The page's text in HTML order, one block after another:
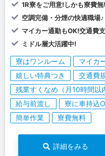
1R寮をご用意!しかも寮費
空調完備・分煙の快適職場♪
マイカー通勤もOK!交通費
ミドル層大活躍中!
寮はワンルーム マイカ
嬉しい特典つき
交通費
残業すくなめ（月10時間以
給与前渡し
寮に車持込
簡単作業
寮費無料
詳細をみる